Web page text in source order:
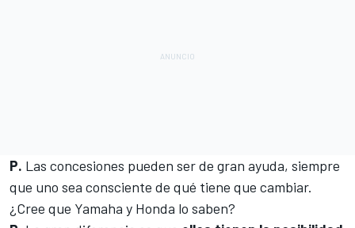
P. Las concesiones pueden ser de gran ayuda, siempre
que uno sea consciente de qué tiene que cambiar.
¿Cree que Yamaha y Honda lo saben?